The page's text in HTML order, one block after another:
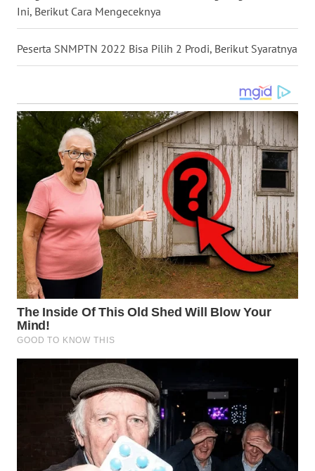
Ini, Berikut Cara Mengeceknya
Peserta SNMPTN 2022 Bisa Pilih 2 Prodi, Berikut Syaratnya
WN
KALTARA
WN
KALTIM
WN
SULSEL
WN
GORONTALO
WN
SULUT
WN